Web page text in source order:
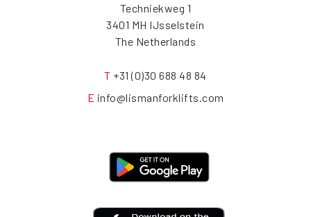
Techniekweg 1
3401 MH IJsselstein
The Netherlands
T +31 (0)30 688 48 84
E info@lismanforklifts.com